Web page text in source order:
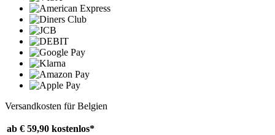
Versandkosten für Belgien
ab € 59,90 kostenlos*